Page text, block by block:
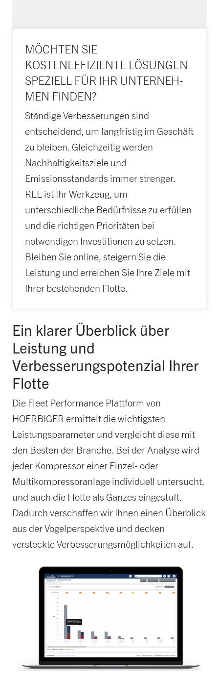
MÖCHTEN SIE
KOSTENEFFIZIENTE LÖSUNGEN
SPEZIELL FÜR IHR UNTERNEH­
MEN FINDEN?
Ständige Verbesserungen sind
entscheidend, um langfristig im Geschäft
zu bleiben. Gleichzeitig werden
Nachhaltigkeitsziele und
Emissionsstandards immer strenger.
REE ist Ihr Werkzeug, um
unterschiedliche Bedürfnisse zu erfüllen
und die richtigen Prioritäten bei
notwendigen Investitionen zu setzen.
Bleiben Sie online, steigern Sie die
Leistung und erreichen Sie Ihre Ziele mit
Ihrer bestehenden Flotte.
Ein klarer Überblick über
Leistung und
Verbesserungspotenzial Ihrer
Flotte
Die Fleet Performance Plattform von
HOERBIGER ermittelt die wichtigsten
Leistungsparameter und vergleicht diese mit
den Besten der Branche. Bei der Analyse wird
jeder Kompressor einer Einzel- oder
Multikompressoranlage individuell untersucht,
und auch die Flotte als Ganzes eingestuft.
Dadurch verschaffen wir Ihnen einen Überblick
aus der Vogelperspektive und decken
versteckte Verbesserungsmöglichkeiten auf.